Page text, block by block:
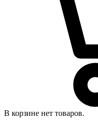
В корзине нет товаров.